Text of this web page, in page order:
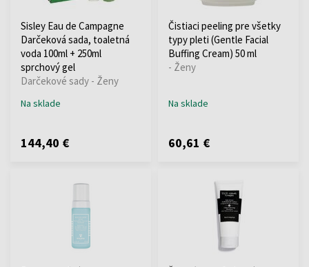
Sisley Eau de Campagne
Darčeková sada, toaletná
voda 100ml + 250ml
sprchový gel
Darčekové sady - Ženy
Na sklade
144,40 €
Čistiaci peeling pre všetky
typy pleti (Gentle Facial
Buffing Cream) 50 ml
- Ženy
Na sklade
60,61 €